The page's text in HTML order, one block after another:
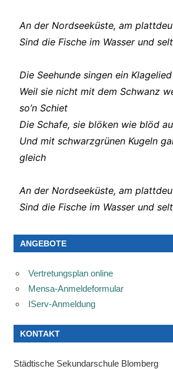
An der Nordseeküste, am
Sind die Fische im Wasser und
Die Seehunde singen ein Klagelied
Weil sie nicht mit dem Schwanz
so’n Schiet
Die Schafe, sie blöken wie blöd
Und mit schwarzgrünen Kugeln
gleich
An der Nordseeküste, am
Sind die Fische im Wasser und
ANGEBOTE
Vertretungsplan online
Mensa-Anmeldeformular
IServ-Anmeldung
KONTAKT
Städtische Sekundarschule Blomberg